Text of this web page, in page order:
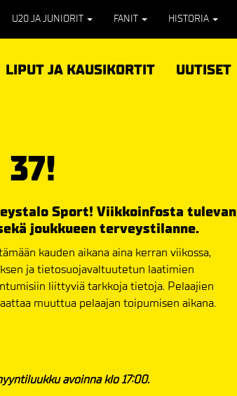
U20 JA JUNIORIT FANIT HISTORIA
LIPUT JA KAUSIKORTIT UUTISET
37!
Sport! Viikkoinfosta tulevan
joukkueen terveystilanne.
kauden aikana aina kerran viikossa,
ja tietosuojavaltuutetun laatimien
liittyviä tarkkoja tietoja. Pelaajien
muuttua pelaajan toipumisen aikana.
avoinna klo 17:00.